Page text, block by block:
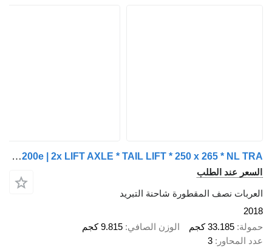
Chereau CSD3 + TK SL200e | 2x LIFT AXLE * TAIL LIFT * 250 x 265 * NL TRA
عند الطلب
نصف المقطورة شاحنة التبريد
33.185 كجم الوزن الصافي 9.815 كجم
المحاور 3